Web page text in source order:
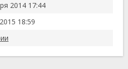
2014 17:44
18:59